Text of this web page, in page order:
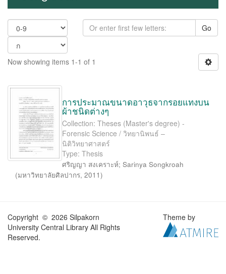
Go
Now showing items 1-1 of 1
การประมาณขนาดอาวุธจากรอยแทงบน
ผ้าชนิดต่างๆ
Collection: Theses (Master's degree) -
Forensic Science / วิทยานิพนธ์ –
นิติวิทยาศาสตร์
Type: Thesis
ศริญญา สงเคราะห์; Sarinya Songkroah
(มหาวิทยาลัยศิลปากร, 2011)
Copyright © 2026 Silpakorn
University Central Library All Rights
Reserved.
Theme by